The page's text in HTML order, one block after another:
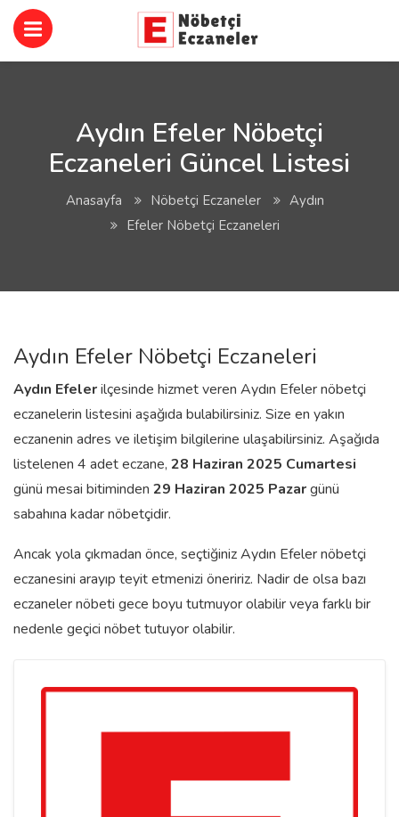
Aydın Efeler Nöbetçi
Eczaneleri Güncel Listesi
Anasayfa Nöbetçi Eczaneler
Aydın
Efeler Nöbetçi Eczaneleri
Aydın Efeler Nöbetçi Eczaneleri
Aydın Efelerilçesinde hizmet veren Aydın Efeler nöbetçi
eczanelerin listesini aşağıda bulabilirsiniz. Size en yakın
eczanenin adres ve iletişim bilgilerine ulaşabilirsiniz. Aşağıda
listelenen 4 adet eczane, 28 Haziran 2025 Cumartesi
günü mesai bitiminden 29 Haziran 2025 Pazargünü
sabahına kadar nöbetçidir.
Ancak yola çıkmadan önce, seçtiğiniz Aydın Efeler nöbetçi
eczanesini arayıp teyit etmenizi öneririz. Nadir de olsa bazı
eczaneler nöbeti gece boyu tutmuyor olabilir veya farklı bir
nedenle geçici nöbet tutuyor olabilir.